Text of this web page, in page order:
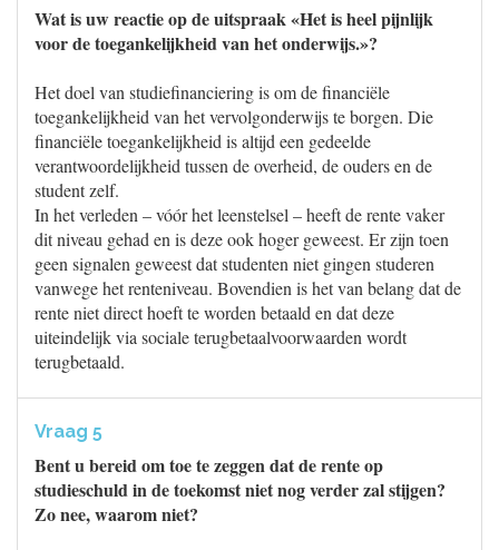
Wat is uw reactie op de uitspraak «Het is heel pijnlijk
voor de toegankelijkheid van het onderwijs.»?
Het doel van studiefinanciering is om de financiële
toegankelijkheid van het vervolgonderwijs te borgen. Die
financiële toegankelijkheid is altijd een gedeelde
verantwoordelijkheid tussen de overheid, de ouders en de
student zelf.
In het verleden – vóór het leenstelsel – heeft de rente vaker
dit niveau gehad en is deze ook hoger geweest. Er zijn toen
geen signalen geweest dat studenten niet gingen studeren
vanwege het renteniveau. Bovendien is het van belang dat de
rente niet direct hoeft te worden betaald en dat deze
uiteindelijk via sociale terugbetaalvoorwaarden wordt
terugbetaald.
Vraag 5
Bent u bereid om toe te zeggen dat de rente op
studieschuld in de toekomst niet nog verder zal stijgen?
Zo nee, waarom niet?